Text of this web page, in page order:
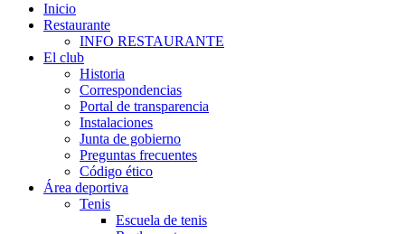
Inicio
Restaurante
INFO RESTAURANTE
El club
Historia
Correspondencias
Portal de transparencia
Instalaciones
Junta de gobierno
Preguntas frecuentes
Código ético
Área deportiva
Tenis
Escuela de tenis